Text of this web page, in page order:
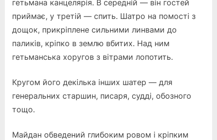
гетьмана канцелярія. В середній — він гостей
приймає, у третій — спить. Шатро на помості з
дощок, прикріплене сильними линвами до
паликів, кріпко в землю вбитих. Над ним
гетьманська хоругов з вітрами лопотить.
Кругом його декілька інших шатер — для
генеральних старшин, писаря, судді, обозного
тощо.
Майдан обведений глибоким ровом і кріпким